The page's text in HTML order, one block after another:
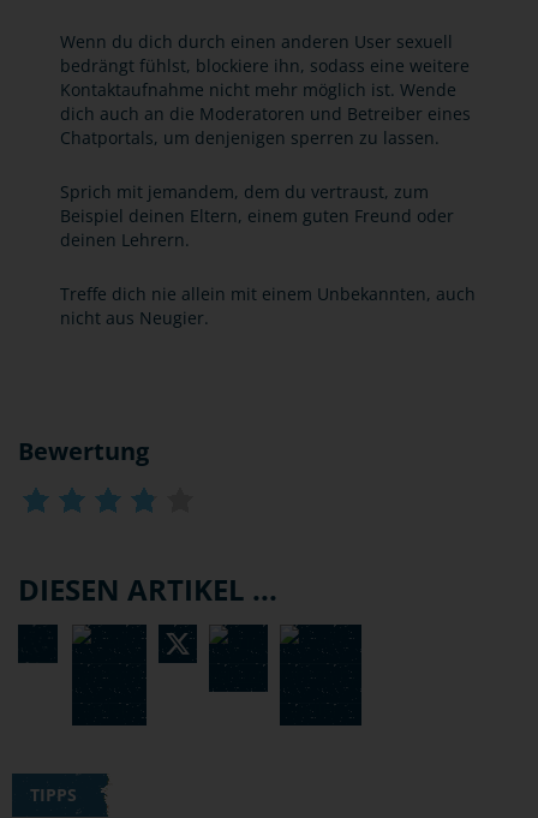
Wenn du dich durch einen anderen User sexuell
bedrängt fühlst, blockiere ihn, sodass eine weitere
Kontaktaufnahme nicht mehr möglich ist. Wende
dich auch an die Moderatoren und Betreiber eines
Chatportals, um denjenigen sperren zu lassen.
Sprich mit jemandem, dem du vertraust, zum
Beispiel deinen Eltern, einem guten Freund oder
deinen Lehrern.
Treffe dich nie allein mit einem Unbekannten, auch
nicht aus Neugier.
Bewertung
DIESEN ARTIKEL ...
TIPPS